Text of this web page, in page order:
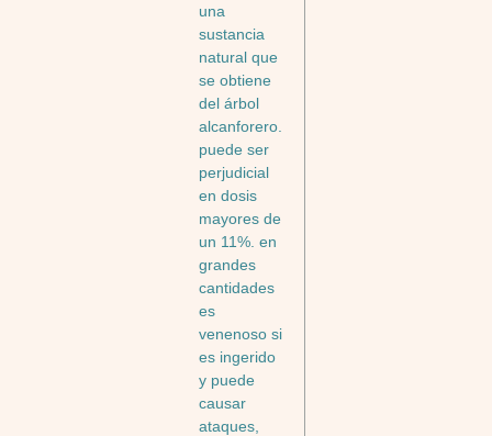
una
sustancia
natural que
se obtiene
del árbol
alcanforero.
puede ser
perjudicial
en dosis
mayores de
un 11%. en
grandes
cantidades
es
venenoso si
es ingerido
y puede
causar
ataques,